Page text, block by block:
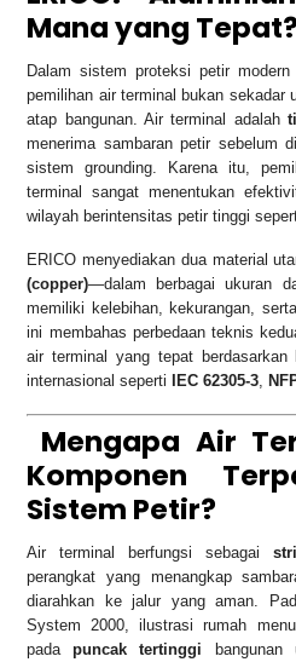
Mana yang Tepat?
Dalam sistem proteksi petir modern
pemilihan air terminal bukan sekadar
atap bangunan. Air terminal adalah
menerima sambaran petir sebelum
sistem grounding. Karena itu,
terminal sangat menentukan
wilayah berintensitas petir tinggi
ERICO menyediakan dua material
(copper)—dalam berbagai ukuran
memiliki kelebihan, kekurangan,
ini membahas perbedaan teknis
air terminal yang tepat berdasarkan
internasional seperti
IEC 62305-3,
Mengapa Air
Komponen
Sistem Petir?
Air terminal berfungsi sebagai
perangkat yang menangkap
diarahkan ke jalur yang aman.
System 2000, ilustrasi rumah
padapuncak tertinggi bangunan